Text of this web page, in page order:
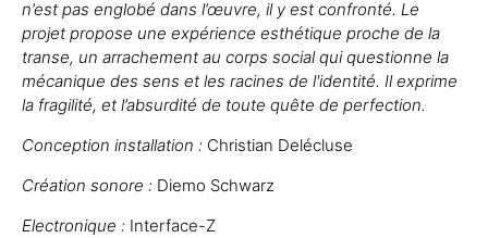
n’est pas englobé dans l’œuvre, il y est confronté. Le
projet propose une expérience esthétique proche de la
transe, un arrachement au corps social qui questionne la
mécanique des sens et les racines de l'identité. Il exprime
la fragilité, et l’absurdité de toute quête de perfection.
Conception installation : Christian Delécluse
Création sonore : Diemo Schwarz
Electronique : Interface-Z